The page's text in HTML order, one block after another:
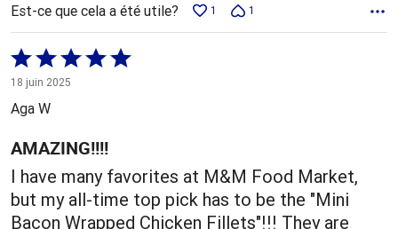
Est-ce que cela a été utile? 1 1
Coté
5 sur
5
18 juin 2025
Aga W
AMAZING!!!!
I have many favorites at M&M Food Market,
but my all-time top pick has to be the "Mini
Bacon Wrapped Chicken Fillets"!!! They are